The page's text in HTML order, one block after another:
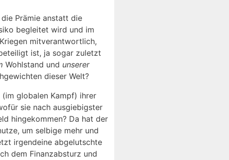
Prämie anstatt die
begleitet wird und im
mitverantwortlich,
ist, ja sogar zuletzt
Wohlstand und unserer
dieser Welt?
globalen Kampf) ihrer
sie nach ausgiebigster
hingekommen? Da hat der
um selbige mehr und
irgendeine abgelutschte
dem Finanzabsturz und